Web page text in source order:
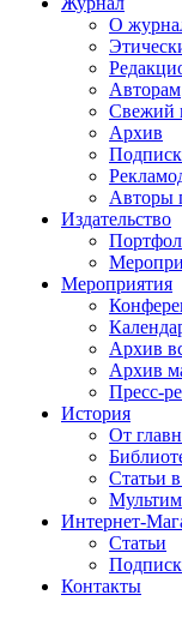
О
Авторам
Свежий
Архив
Авторы
Издательство
Мероприятия
Архив
Архив
Пресс-
История
От
Статьи
Интернет-
Статьи
Контакты